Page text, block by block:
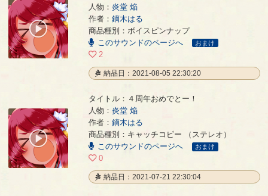
ヴァイオレットちゃん！丁度いいところに！
00:00
00:15
人物： 炎堂 焔
作者： 鏑木はる
商品種別：ボイスピンナップ
このサウンドのページへ
おまけ
2
納品日：2021-08-05 22:30:20
４周年おめでとー！ - 鏑木はる
タイトル：４周年おめでとー！
人物： 炎堂 焔
作者： 鏑木はる
商品種別：キャッチコピー （ステレオ）
このサウンドのページへ
おまけ
0
納品日：2021-07-21 22:30:04